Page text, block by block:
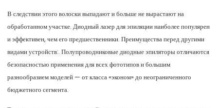
В следствии этого волоски выпадают и больше не вырастают на
обработанном участке. Диодный лазер для эпиляции наиболее популярен
и эффективен, чем его предшественники. Преимущества перед другими
видами устройств:. Полупроводниковые диодные эпиляторы отличаются
безопасностью применения для всех фототипов и большим
разнообразием моделей — от класса «эконом» до неограниченного
бюджетного сегмента.